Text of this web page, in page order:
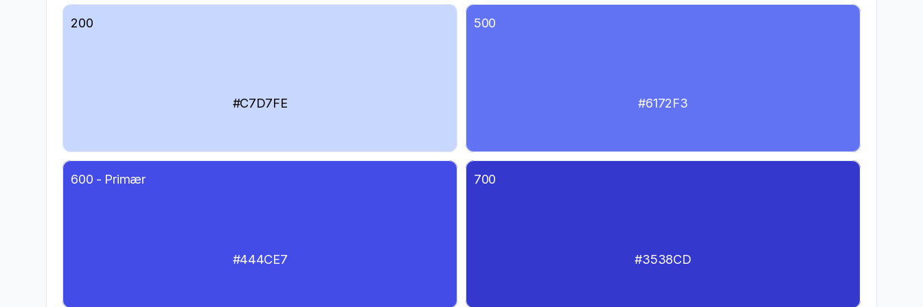
200
#C7D7FE
500
#6172F3
600 - Primær
#444CE7
700
#3538CD